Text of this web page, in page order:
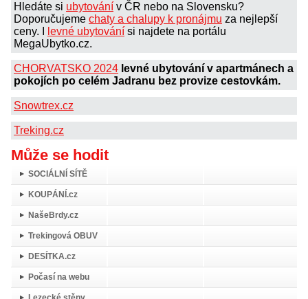
Hledáte si ubytování v ČR nebo na Slovensku?
Doporučujeme chaty a chalupy k pronájmu za nejlepší
ceny. I
levné ubytování si najdete na portálu
MegaUbytko.cz.
CHORVATSKO 2024 levné ubytování v apartmánech a
pokojích po celém Jadranu bez provize cestovkám.
Snowtrex.cz
Treking.cz
Může se hodit
SOCIÁLNÍ SÍTĚ
KOUPÁNÍ.cz
NašeBrdy.cz
Trekingová OBUV
DESÍTKA.cz
Počasí na webu